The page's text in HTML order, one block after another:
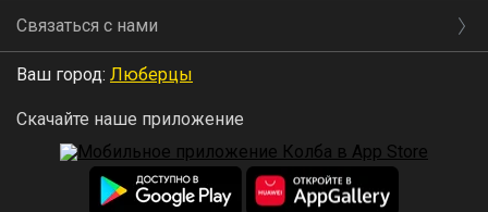
Связаться с нами
Ваш город: Люберцы
Скачайте наше приложение